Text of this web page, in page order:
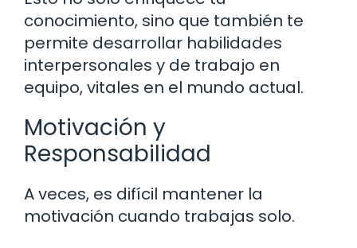
conocimiento, sino que también te
permite desarrollar habilidades
interpersonales y de trabajo en
equipo, vitales en el mundo actual.
Motivación y
Responsabilidad
A veces, es difícil mantener la
motivación cuando trabajas solo.